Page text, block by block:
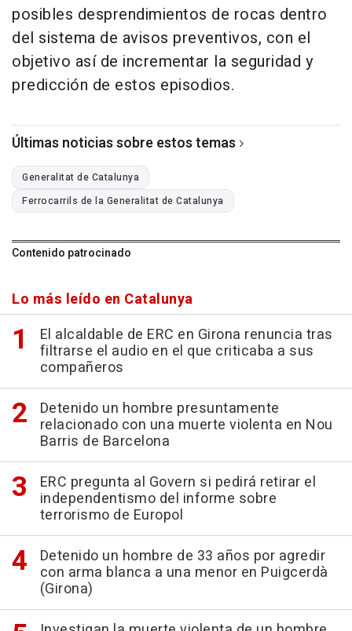
posibles desprendimientos de rocas dentro
del sistema de avisos preventivos, con el
objetivo así de incrementar la seguridad y
predicción de estos episodios.
Últimas noticias sobre estos temas
Generalitat de Catalunya
Ferrocarrils de la Generalitat de Catalunya
Contenido patrocinado
Lo más leído en Catalunya
El alcaldable de ERC en Girona renuncia tras
filtrarse el audio en el que criticaba a sus
compañeros
Detenido un hombre presuntamente
relacionado con una muerte violenta en Nou
Barris de Barcelona
ERC pregunta al Govern si pedirá retirar el
independentismo del informe sobre
terrorismo de Europol
Detenido un hombre de 33 años por agredir
con arma blanca a una menor en Puigcerdà
(Girona)